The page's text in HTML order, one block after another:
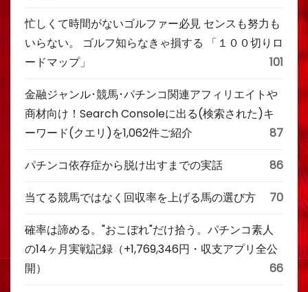
忙しくて時間がないゴルファー必見 センスも努力も
いらない。 ゴルフ知らなきゃ損する 「１００切りロ
ードマップ」
101
金融ジャンル･競馬･パチンコ関連アフィリエイトや
商材向け！Search Consoleに出る(検索された)キ
ーワード(クエリ)を1,062件ご紹介
87
パチンコ依存症から脱け出すまでの実話 86
当てる競馬ではなく回収率を上げる馬の選び方 70
確率は諦める。"おこぼれ"だけ拾う。パチンコ素人
の14ヶ月実戦記録（+1,769,346円・収支アプリ全公
開）
66